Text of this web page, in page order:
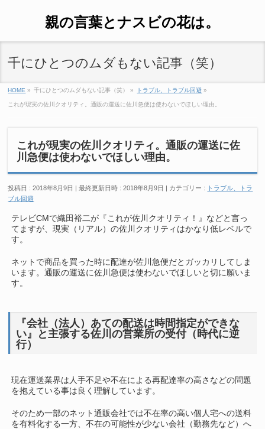
親の言葉とナスビの花は。
千にひとつのムダもない記事（笑）
HOME » 千にひとつのムダもない記事（笑） » トラブル、トラブル回避 »
これが現実の佐川クオリティ。通販の運送に佐川急便は使わないでほしい理由。
これが現実の佐川クオリティ。通販の運送に佐
川急便は使わないでほしい理由。
投稿日 : 2018年8月9日 最終更新日時 : 2018年8月9日 カテゴリー :
トラブル、トラ
ブル回避
テレビCMで織田裕二が『これが佐川クオリティ！』などと言っ
てますが、現実（リアル）の佐川クオリティはかなり低レベルで
す。
ネットで商品を買った時に配達が佐川急便だとガッカリしてしま
います。通販の運送に佐川急便は使わないでほしいと切に願いま
す。
『会社（法人）あての配送は時間指定ができな
い』と主張する佐川の営業所の受付（時代に逆
行）
現在運送業界は人手不足や不在による再配達率の高さなどの問題
を抱えている事は良く理解しています。
そのため一部のネット通販会社では不在率の高い個人宅への送料
を有料化する一方、不在の可能性が少ない会社（勤務先など）へ